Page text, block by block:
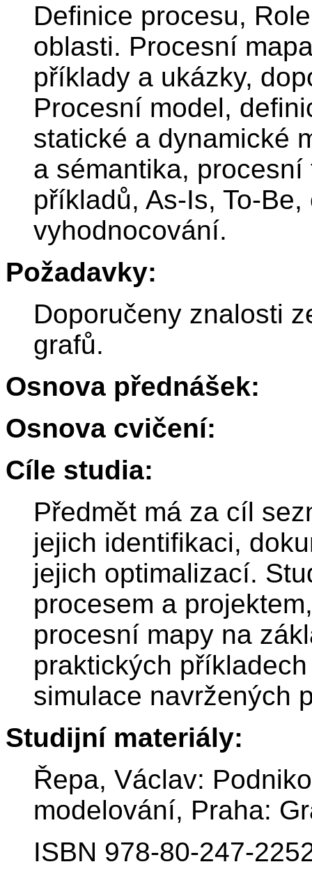
Definice procesu,
oblasti. Procesní
příklady a ukázky,
Procesní model,
statické a dynamické
a sémantika,
příkladů, As-Is, To-
vyhodnocování.
Požadavky:
Doporučeny znalosti
grafů.
Osnova přednášek:
Osnova cvičení:
Cíle studia:
Předmět má za cíl
jejich identifikaci,
jejich optimalizací.
procesem a
procesní mapy na
praktických
simulace navržených
Studijní materiály:
Řepa, Václav:
modelování, Praha:
ISBN 978-80-247-